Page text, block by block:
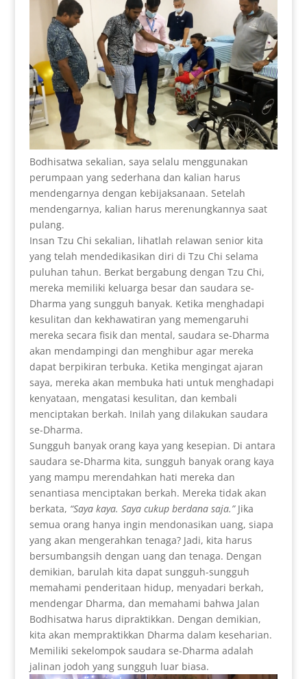
Bodhisatwa sekalian, saya selalu menggunakan
perumpaan yang sederhana dan kalian harus
mendengarnya dengan kebijaksanaan. Setelah
mendengarnya, kalian harus merenungkannya saat
pulang.
Insan Tzu Chi sekalian, lihatlah relawan senior kita
yang telah mendedikasikan diri di Tzu Chi selama
puluhan tahun. Berkat bergabung dengan Tzu Chi,
mereka memiliki keluarga besar dan saudara se-
Dharma yang sungguh banyak. Ketika menghadapi
kesulitan dan kekhawatiran yang memengaruhi
mereka secara fisik dan mental, saudara se-Dharma
akan mendampingi dan menghibur agar mereka
dapat berpikiran terbuka. Ketika mengingat ajaran
saya, mereka akan membuka hati untuk menghadapi
kenyataan, mengatasi kesulitan, dan kembali
menciptakan berkah. Inilah yang dilakukan saudara
se-Dharma.
Sungguh banyak orang kaya yang kesepian. Di antara
saudara se-Dharma kita, sungguh banyak orang kaya
yang mampu merendahkan hati mereka dan
senantiasa menciptakan berkah. Mereka tidak akan
berkata, “Saya kaya. Saya cukup berdana saja.” Jika
semua orang hanya ingin mendonasikan uang, siapa
yang akan mengerahkan tenaga? Jadi, kita harus
bersumbangsih dengan uang dan tenaga. Dengan
demikian, barulah kita dapat sungguh-sungguh
memahami penderitaan hidup, menyadari berkah,
mendengar Dharma, dan memahami bahwa Jalan
Bodhisatwa harus dipraktikkan. Dengan demikian,
kita akan mempraktikkan Dharma dalam keseharian.
Memiliki sekelompok saudara se-Dharma adalah
jalinan jodoh yang sungguh luar biasa.